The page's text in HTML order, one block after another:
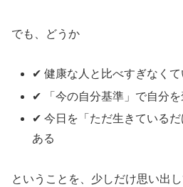
でも、どうか
✔ 健康な人と比べすぎなくて
✔ 「今の自分基準」で自分
✔ 今日を「ただ生きている
ある
ということを、少しだけ思い出